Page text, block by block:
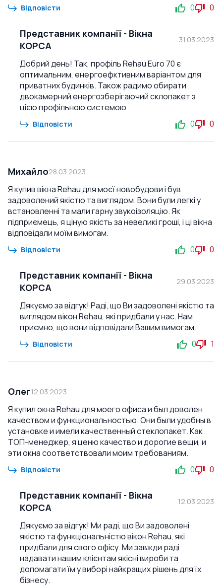
Відповісти 0 0
Представник компанії - Вікна
КОРСА
31.03.2023
Добрий день! Так, профіль Rehau Euro 70 є
оптимальним, енергоефктивним варіантом для
приватних будинків. Також радимо обирати
двокамерний енергозберігаючий склопакет з
цією профільною системою
Відповісти 0 0
Михайло28.03.2023
Я купив вікна Rehau для моєї новобудови і був
задоволений якістю та виглядом. Вони були легкі у
встановленні та мали гарну звукоізоляцію. Як
підприємець, я ціную якість за невеликі гроші, і ці вікна
відповідали моїм вимогам.
Відповісти 0 0
Представник компанії - Вікна
КОРСА
29.03.2023
Дякуємо за відгук! Раді, що Ви задоволені якістю та
виглядом вікон Rehau, які придбали у нас. Нам
приємно, що вони відповідали Вашим вимогам.
Відповісти 0 1
Олег12.03.2023
Я купил окна Rehau для моего офиса и был доволен
качеством и функциональностью. Они были удобны в
установке и имели качественный стеклопакет. Как
ТОП-менеджер, я ценю качество и дорогие вещи, и
эти окна соответствовали моим требованиям.
Відповісти 0 0
Представник компанії - Вікна
КОРСА
12.03.2023
Дякуємо за відгук! Ми раді, що Ви задоволені
якістю та функціональністю вікон Rehau, які
придбали для свого офісу. Ми завжди раді
надавати нашим клієнтам якісні вироби та
допомагати їм у виборі найкращих рішень для їх
бізнесу.